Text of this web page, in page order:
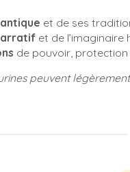
et de ses
et de l’imaginaire
de pouvoir,
peuvent